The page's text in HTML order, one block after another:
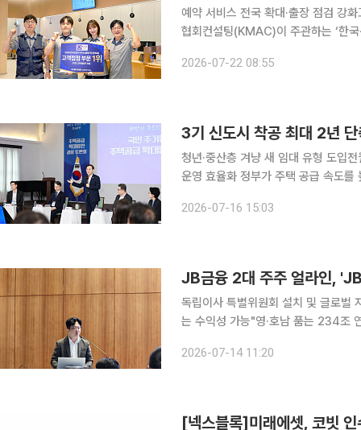
예약 서비스 전국 확대·출장 점검 강화고객 편의 높
협회컨설팅(KMAC)이 주관하는 ‘한
편의 중심의 서비스 혁신이 높은 평가
2026-07-22 08:55
3기 신도시 착공 최대 2년
청년·중산층 겨냥 새 임대 유형 도입
운영 효율화 정부가 주택 공급 속도를 높이기 위해 3기 신도시를 비롯한 주요 사업의 착공 일정을
리와 미래 모빌리티 혁신도 함께 추진
2026-07-16 15:03
JB금융 2대 주주 얼라인,
독립이사 특별위원회 설치 및 글로
는 수익성 가능"영·호남 품는 234조 연합지주
해 JB금융지주와 BNK금융지주의 합
2026-07-14 11:20